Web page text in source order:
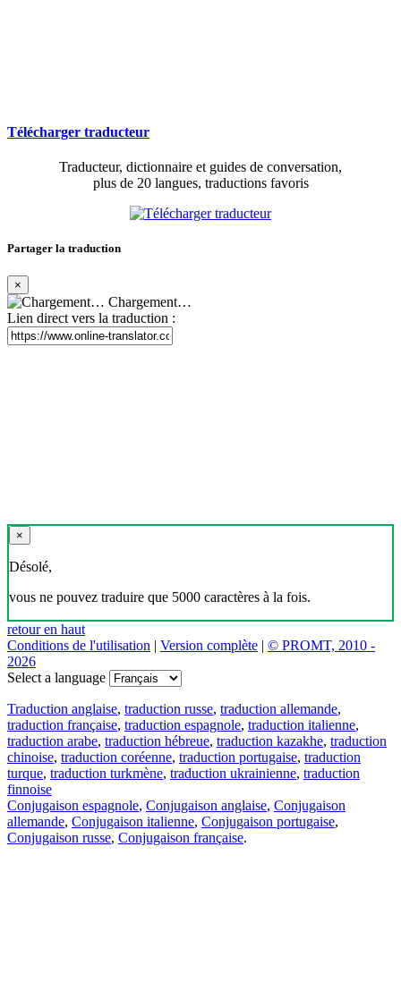
Télécharger traducteur
Traducteur, dictionnaire et guides de conversation,
plus de 20 langues, traductions favoris
Partager la traduction
×
Chargement…
Lien direct vers la traduction :
×
Désolé,
vous ne pouvez traduire que 5000 caractères à la fois.
retour en haut
Conditions de l'utilisation | Version complète | © PROMT, 2010 -
2026
Select a language
Traduction anglaise, traduction russe, traduction allemande,
traduction française, traduction espagnole, traduction italienne,
traduction arabe, traduction hébreue, traduction kazakhe, traduction
chinoise, traduction coréenne, traduction portugaise, traduction
turque, traduction turkmène, traduction ukrainienne, traduction
finnoise
Conjugaison espagnole, Conjugaison anglaise, Conjugaison
allemande, Conjugaison italienne, Conjugaison portugaise,
Conjugaison russe, Conjugaison française.